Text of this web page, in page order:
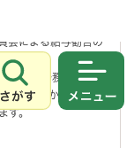
さがす
会による給与勧告の
より、公務員の給与
毎年8月から10月に
す。